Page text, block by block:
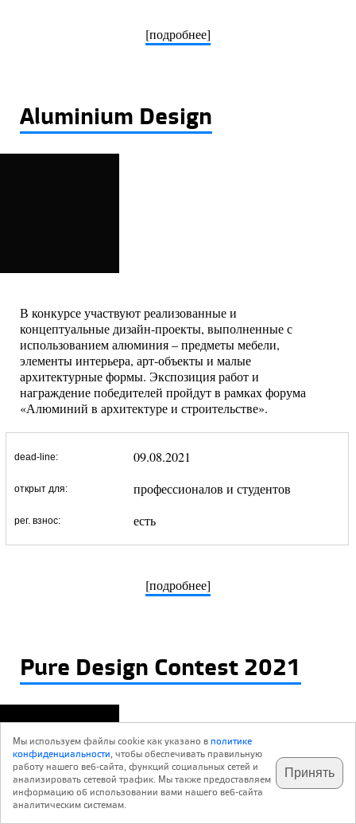
[подробнее]
Aluminium Design
В конкурсе участвуют реализованные и
концептуальные дизайн-проекты, выполненные с
использованием алюминия – предметы мебели,
элементы интерьера, арт-объекты и малые
архитектурные формы. Экспозиция работ и
награждение победителей пройдут в рамках форума
«Алюминий в архитектуре и строительстве».
dead-line: 09.08.2021
открыт для: профессионалов и студентов
рег. взнос: есть
[подробнее]
Pure Design Contest 2021
подпишитесь на наш
телеграм @archi_ru
✕
Мы используем файлы cookie как указано вполитике
конфиденциальности, чтобы обеспечивать правильную
работу нашего веб-сайта, функций социальных сетей и
анализировать сетевой трафик. Мы также предоставляем
информацию об использовании вами нашего веб-сайта
аналитическим системам.
Принять